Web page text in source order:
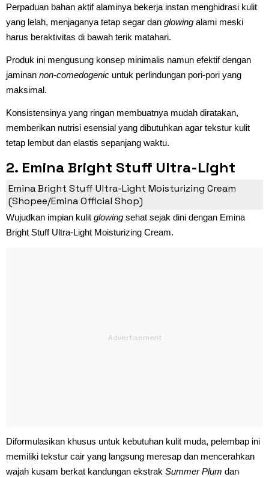
Perpaduan bahan aktif alaminya bekerja instan menghidrasi kulit
yang lelah, menjaganya tetap segar dan glowing alami meski
harus beraktivitas di bawah terik matahari.
Produk ini mengusung konsep minimalis namun efektif dengan
jaminan non-comedogenic untuk perlindungan pori-pori yang
maksimal.
Konsistensinya yang ringan membuatnya mudah diratakan,
memberikan nutrisi esensial yang dibutuhkan agar tekstur kulit
tetap lembut dan elastis sepanjang waktu.
2. Emina Bright Stuff Ultra-Light
Moisturizing Cream
Emina Bright Stuff Ultra-Light Moisturizing Cream
(Shopee/Emina Official Shop)
Wujudkan impian kulit glowing sehat sejak dini dengan Emina
Bright Stuff Ultra-Light Moisturizing Cream.
Diformulasikan khusus untuk kebutuhan kulit muda, pelembap ini
memiliki tekstur cair yang langsung meresap dan mencerahkan
wajah kusam berkat kandungan ekstrak Summer Plum dan